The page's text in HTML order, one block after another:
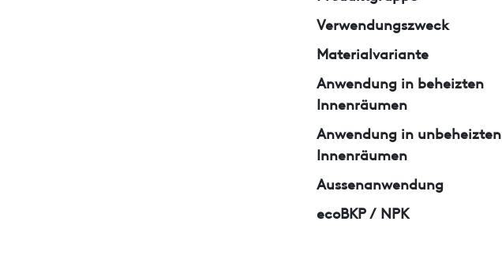
Verwendungszweck
Materialvariante
Anwendung in beheizten
Innenräumen
Anwendung in unbeheizten
Innenräumen
Aussenanwendung
ecoBKP / NPK